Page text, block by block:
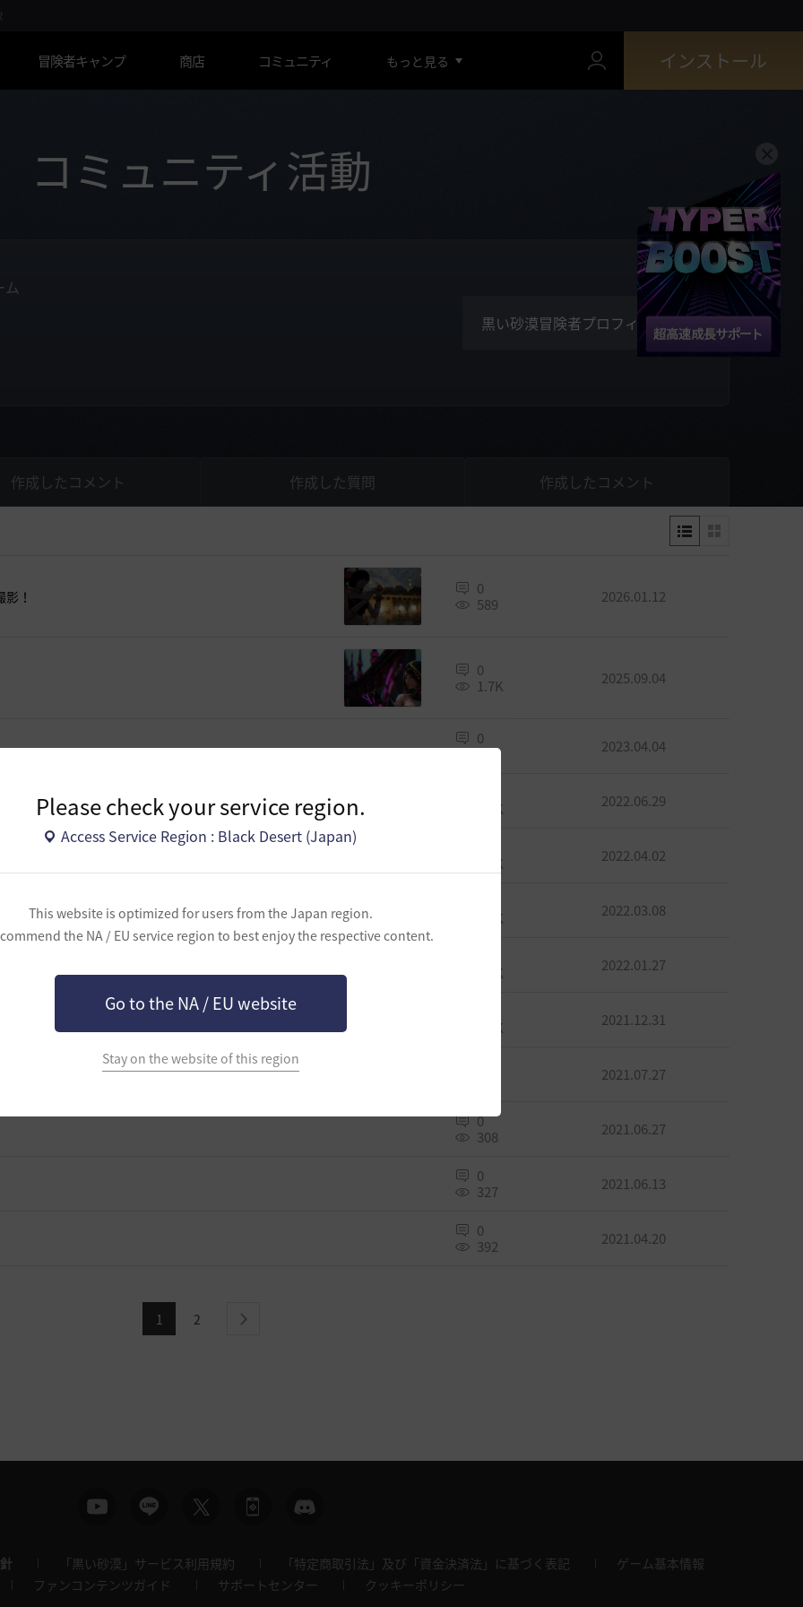
Please check your service region.
Access Service Region : Black Desert (Japan)
This website is optimized for users from the Japan region.
the NA / EU service region to best enjoy the respective content.
Go to the NA / EU website
Stay on the website of this region
冒険者キャンプ 商店 コミュニティ もっと見る インストール
コミュニティ活動
ム
黒い砂漠冒険者プロフィール
作成したコメント 作成した質問 作成したコメント
！
0
589
2026.01.12
0
1.7K
2025.09.04
0
1K
2023.04.04
4.4K
2022.06.29
1.4K
2022.04.02
2.1K
2022.03.08
3.9K
2022.01.27
7.9K
2021.12.31
2021.07.27
0
308
2021.06.27
0
327
2021.06.13
0
392
2021.04.20
1 2 next
「黒い砂漠」サービス利用規約 「特定商取引法」及び「資金決済法」に基づく表記
ゲーム基本情報
ファンコンテンツガイド
サポートセンター クッキーポリシー